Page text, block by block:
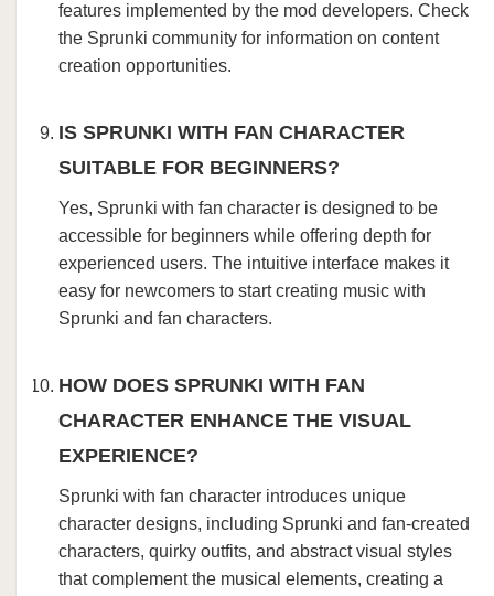
features implemented by the mod developers. Check
the Sprunki community for information on content
creation opportunities.
IS SPRUNKI WITH FAN CHARACTER
SUITABLE FOR BEGINNERS?
Yes, Sprunki with fan character is designed to be
accessible for beginners while offering depth for
experienced users. The intuitive interface makes it
easy for newcomers to start creating music with
Sprunki and fan characters.
HOW DOES SPRUNKI WITH FAN
CHARACTER ENHANCE THE VISUAL
EXPERIENCE?
Sprunki with fan character introduces unique
character designs, including Sprunki and fan-created
characters, quirky outfits, and abstract visual styles
that complement the musical elements, creating a